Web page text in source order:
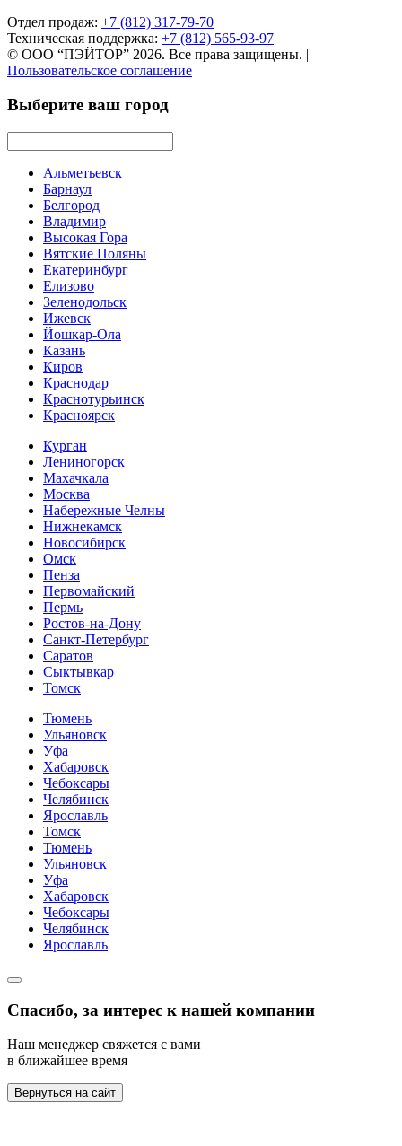
Отдел продаж: +7 (812) 317-79-70
Техническая поддержка: +7 (812) 565-93-97
© ООО “ПЭЙТОР” 2026. Все права защищены. |
Пользовательское соглашение
Выберите ваш город
Альметьевск
Барнаул
Белгород
Владимир
Высокая Гора
Вятские Поляны
Екатеринбург
Елизово
Зеленодольск
Ижевск
Йошкар-Ола
Казань
Киров
Краснодар
Краснотурьинск
Красноярск
Курган
Лениногорск
Махачкала
Москва
Набережные Челны
Нижнекамск
Новосибирск
Омск
Пенза
Первомайский
Пермь
Ростов-на-Дону
Санкт-Петербург
Саратов
Сыктывкар
Томск
Тюмень
Ульяновск
Уфа
Хабаровск
Чебоксары
Челябинск
Ярославль
Томск
Тюмень
Ульяновск
Уфа
Хабаровск
Чебоксары
Челябинск
Ярославль
Спасибо, за интерес к нашей компании
Наш менеджер свяжется с вами
в ближайшее время
Вернуться на сайт